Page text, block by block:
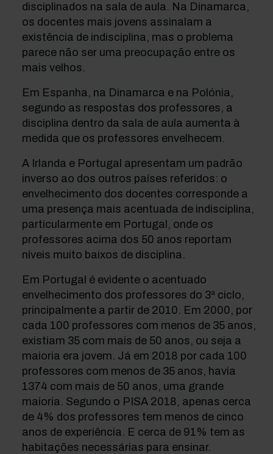
disciplinados na sala de aula. Na Dinamarca,
os docentes mais jovens assinalam a
existência de indisciplina, mas o problema
parece não ser uma preocupação entre os
mais velhos.
Em Espanha, na Dinamarca e na Polónia,
segundo as respostas dos professores, a
disciplina dentro da sala de aula aumenta à
medida que os professores envelhecem.
A Irlanda e Portugal apresentam um padrão
inverso ao dos outros países referidos: o
envelhecimento dos docentes corresponde a
uma presença mais acentuada de indisciplina,
particularmente em Portugal, onde os
professores acima dos 50 anos reportam
níveis muito baixos de disciplina.
Em Portugal é evidente o acentuado
envelhecimento dos professores do 3ª ciclo,
principalmente a partir de 2010. Em 2000, por
cada 100 professores com menos de 35 anos,
existiam 35 com mais de 50 anos, ou seja a
maioria era jovem. Já em 2018 por cada 100
professores com menos de 35 anos, havia
1374 com mais de 50 anos, uma grande
maioria. Segundo o PISA 2018, apenas cerca
de 4% dos professores tem menos de cinco
anos de experiência. E cerca de 91% tem as
habitações necessárias para ensinar.